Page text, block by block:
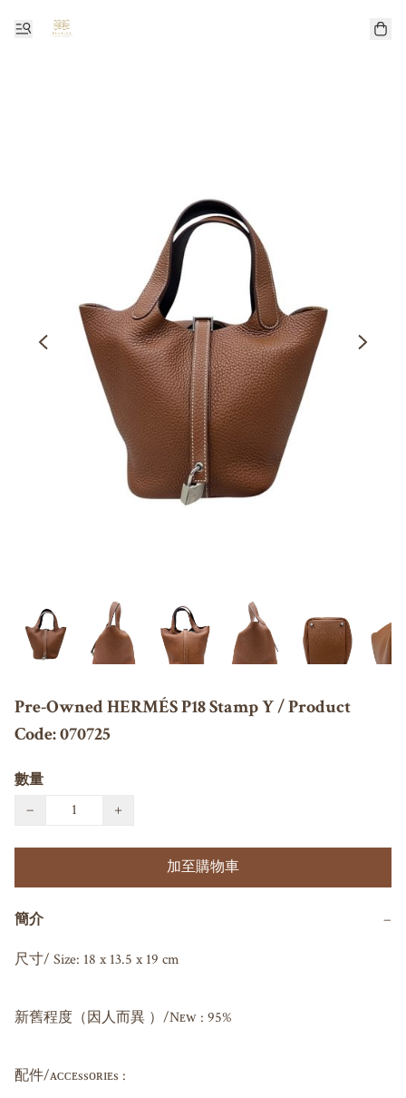
Pre-Owned HERMÉS P18 Stamp Y / Product
Code: 070725
數量
−
+
加至購物車
簡介 −
尺寸/ Size: 18 x 13.5 x 19 cm
新舊程度（因人而異 ）/Nᴇᴡ : 95%
配件/ᴀᴄᴄᴇssᴏʀɪᴇs :